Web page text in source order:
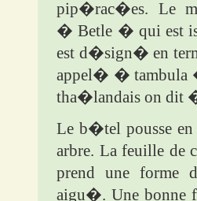
pip�rac�es. Le
� Betle � qui est
est d�sign� en
appel� � tambula
tha�landais on
Le b�tel pousse
arbre. La feuille de
prend une
aigu�. Une bonne